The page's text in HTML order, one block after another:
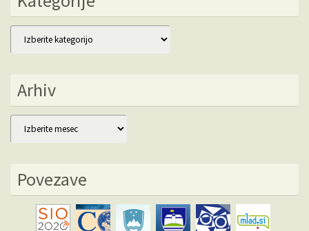
Kategorije
Arhiv
Arhiv
Povezave